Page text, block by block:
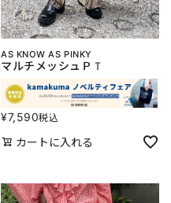
AS KNOW AS PINKY
マルチメッシュＰＴ
¥7,590税込
カートに入れる